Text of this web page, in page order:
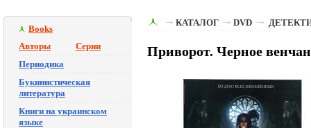
Books
Авторы
Серии
Периодика
Букинистическая
литература
Книги на украинском
языке
КАТАЛОГ DVD
Приворот. Черное